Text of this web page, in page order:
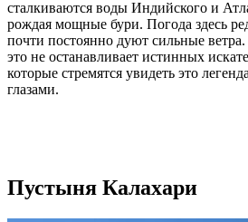
сталкиваются воды Индийского и
рождая мощные бури. Погода здесь
почти постоянно дуют сильные
это не останавливает истинных
которые стремятся увидеть это
глазами.
Пустыня Калахари